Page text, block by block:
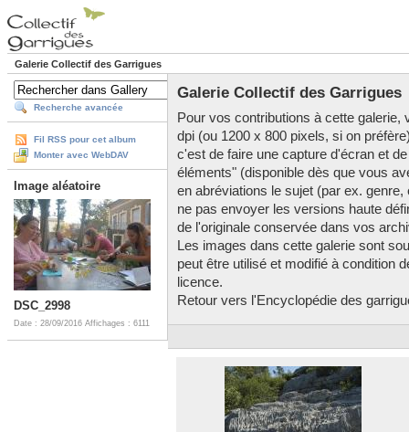
Galerie Collectif des Garrigues
Recherche avancée
Fil RSS pour cet album
Monter avec WebDAV
Image aléatoire
DSC_2998
Date : 28/09/2016 Affichages : 6111
Galerie Collectif des Garrigues
Pour vos contributions à cette
dpi (ou 1200 x 800 pixels, si on
c'est de faire une capture d'écran et
éléments" (disponible dès que vous
en abréviations le sujet (par ex.
ne pas envoyer les versions haute
de l'originale conservée dans vos
Les images dans cette galerie sont
peut être utilisé et modifié à condition
licence.
Retour vers l'Encyclopédie des